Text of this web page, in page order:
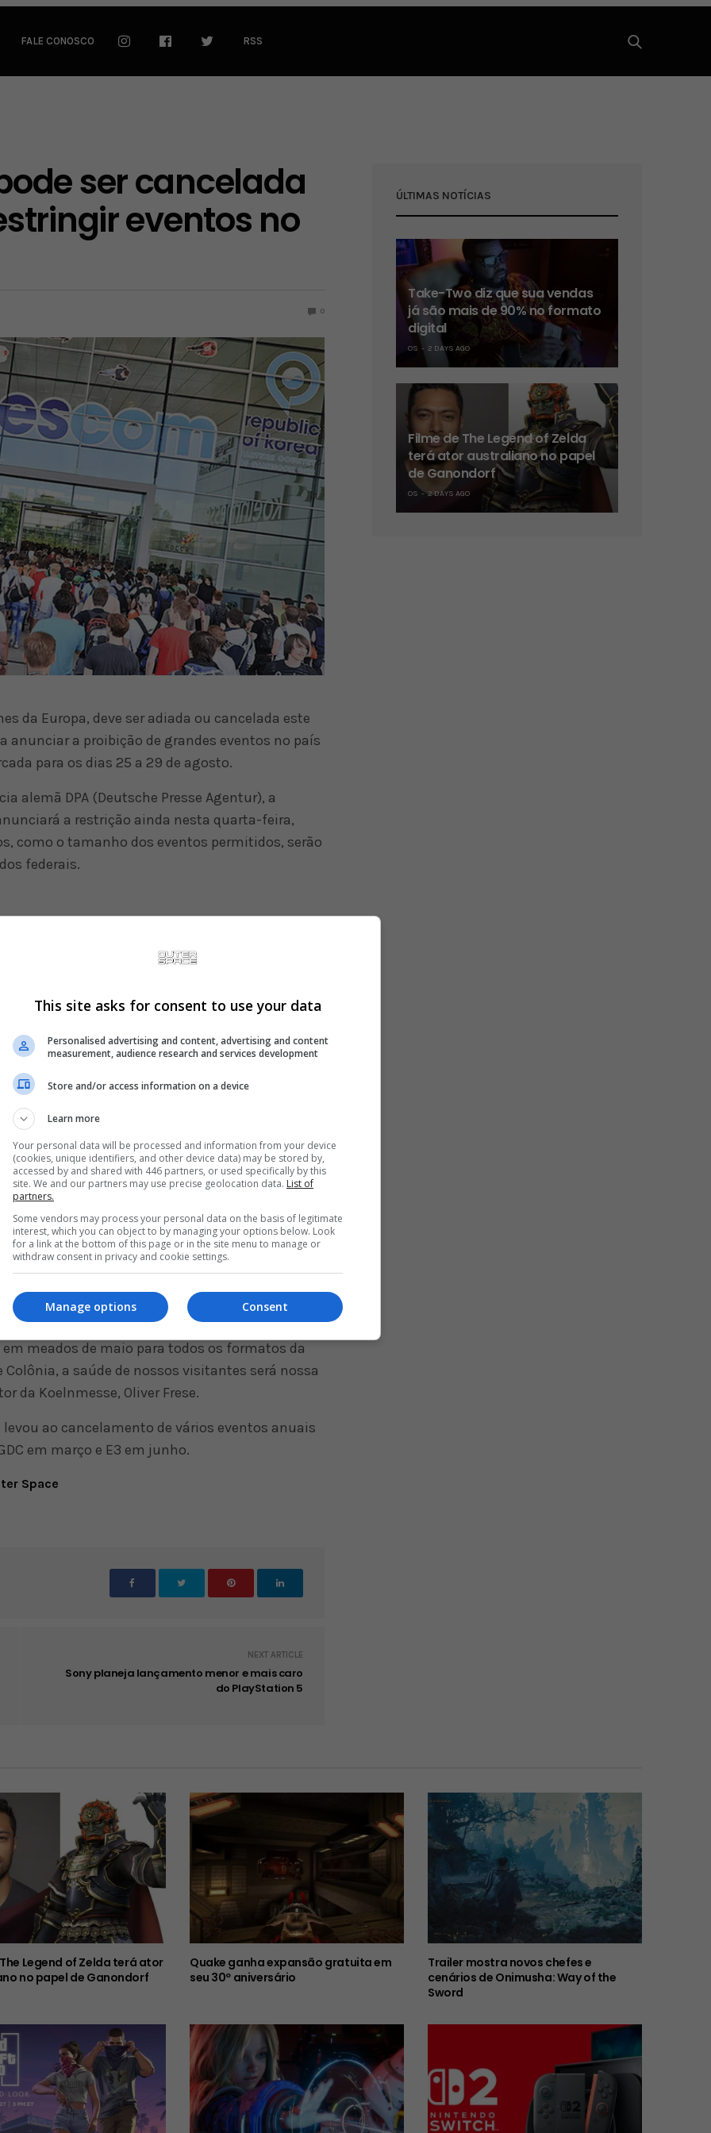
FALE CONOSCO RSS
ser cancelada
eventos no
0
da Europa, deve ser adiada ou cancelada este
anunciar a proibição de grandes eventos no país
para os dias 25 a 29 de agosto.
alemã DPA (Deutsche Presse Agentur), a
a restrição ainda nesta quarta-feira,
como o tamanho dos eventos permitidos, serão
federais.
ocorrer em Colônia, de 25 a 29 de agosto, e o
pessoas por ano. Em 2019, a feira atraiu
enquanto o número de empresas expositoras
disse em março que o evento deste
aconteceria pelo menos em formato
meados de maio para todos os formatos da
a saúde de nossos visitantes será nossa
da Koelnmesse, Oliver Frese.
ao cancelamento de vários eventos anuais
em março e E3 em junho.
Space
NEXT ARTICLE
Sony planeja lançamento menor e mais caro
do PlayStation 5
ÚLTIMAS NOTÍCIAS
Take-Two diz que sua vendas
já são mais de 90% no formato
digital
OS 2 DAYS AGO
Filme de The Legend of Zelda
terá ator australiano no papel
de Ganondorf
OS 2 DAYS AGO
Legend of Zelda terá ator
no papel de Ganondorf
Quake ganha expansão gratuita em
seu 30º aniversário
Trailer mostra novos chefes e
cenários de Onimusha: Way of the
Sword
This site asks for consent to use your data
Personalised advertising and content, advertising and content
measurement, audience research and services development
Store and/or access information on a device
Learn more
Your personal data will be processed and information from your device
(cookies, unique identifiers, and other device data) may be stored by,
accessed by and shared with 446 partners, or used specifically by this
site. We and our partners may use precise geolocation data. List of
partners.
Some vendors may process your personal data on the basis of legitimate
interest, which you can object to by managing your options below. Look
for a link at the bottom of this page or in the site menu to manage or
withdraw consent in privacy and cookie settings.
Consent
Manage options